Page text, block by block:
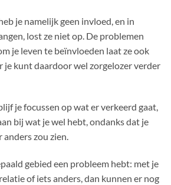
je namelijk geen invloed, en in
lost ze niet op. De problemen
je leven te beïnvloeden laat ze ook
je kunt daardoor wel zorgelozer verder
je focussen op wat er verkeerd gaat,
bij wat je wel hebt, ondanks dat je
anders zou zien.
gebied een probleem hebt: met je
of iets anders, dan kunnen er nog